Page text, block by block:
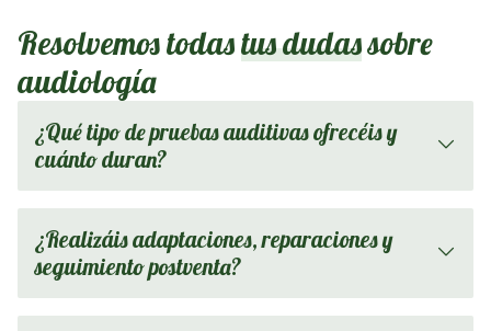
Resolvemos todastus dudassobre
audiología
¿Qué tipo de pruebas auditivas ofrecéis y
cuánto duran?
¿Realizáis adaptaciones, reparaciones y
seguimiento postventa?